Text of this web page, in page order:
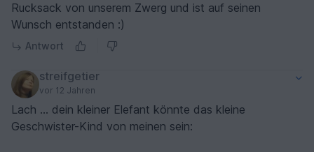
Rucksack von unserem Zwerg und ist auf seinen
Wunsch entstanden :)
Antwort
streifgetier
vor 12 Jahren
Lach ... dein kleiner Elefant könnte das kleine
Geschwister-Kind von meinen sein: